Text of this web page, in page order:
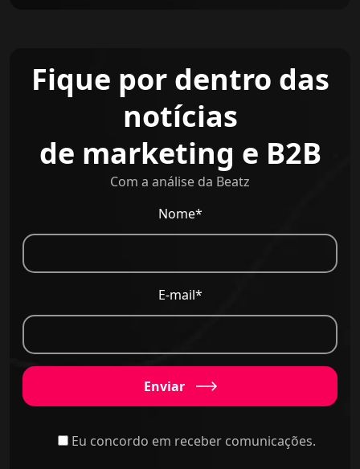
Fique por dentro das
notícias
de marketing e B2B
Com a análise da Beatz
Nome*
E-mail*
Enviar
Eu concordo em receber comunicações.